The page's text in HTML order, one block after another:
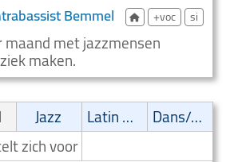
Bemmel +voc si
met jazzmensen
maken.
Jazz Latin muziek
Dans/Amusementsmuziek
zich voor